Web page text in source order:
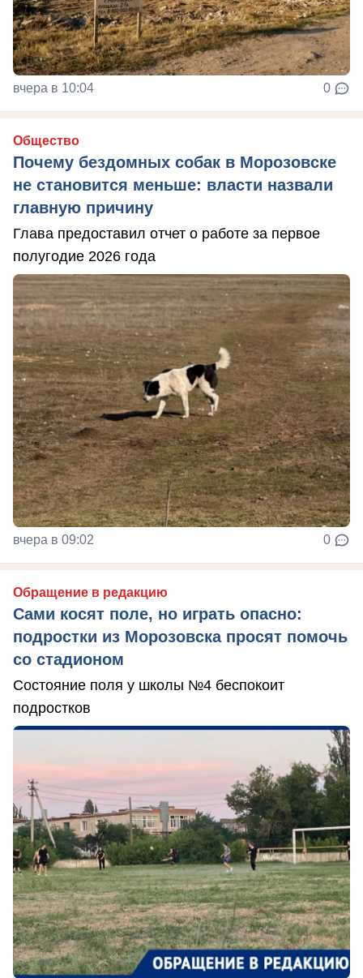
вчера в 10:04 0
Общество
Почему бездомных собак в Морозовске
не становится меньше: власти назвали
главную причину
Глава предоставил отчет о работе за первое
полугодие 2026 года
вчера в 09:02 0
Обращение в редакцию
Сами косят поле, но играть опасно:
подростки из Морозовска просят помочь
со стадионом
Состояние поля у школы №4 беспокоит
подростков